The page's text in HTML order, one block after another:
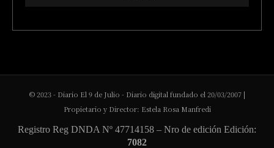
© 2023 - Diario El 9 de Julio - Diario digital fundado el 20/03/2007 |
Propietario y Director: Estela Rosa Manfredi
Registro Reg DNDA Nº 47714158 – Nro de edición Edición:
7082